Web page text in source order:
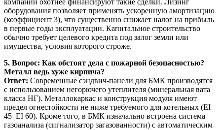
компании охотнее финансируют такие сделки. Лизинг
оборудования позволяет применять ускоренную амортизацию
(коэффициент 3), что существенно снижает налог на прибыль
в первые годы эксплуатации. Капитальное строительство
обычно требует целевого кредита под залог земли или
имущества, условия которого строже.
5. Вопрос: Как обстоят дела с пожарной безопасностью?
Металл ведь хуже кирпича?
Ответ: Современные сэндвич-панели для БМК производятся
с использованием негорючего утеплителя (минеральная вата
класса НГ). Металлокаркас и конструкция модуля имеют
предел огнестойкости не ниже требуемого для котельных (EI
45–EI 60). Кроме того, в БМК изначально встроена система
газоанализа (сигнализатор загазованности) с автоматическим